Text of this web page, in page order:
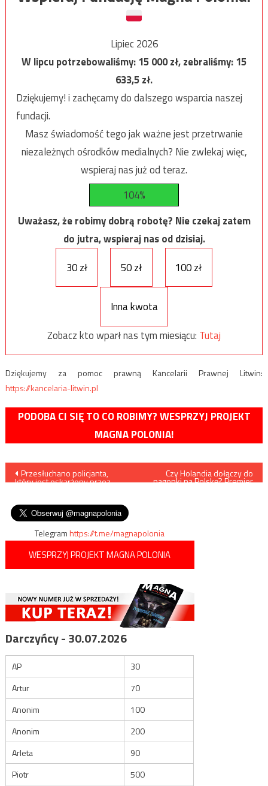
Lipiec 2026
W lipcu potrzebowaliśmy:15 000zł, zebraliśmy:15
633,5zł.
Dziękujemy! i zachęcamy do dalszego wsparcia naszej
fundacji.
Masz świadomość tego jak ważne jest przetrwanie
niezależnych ośrodków medialnych? Nie zwlekaj więc,
wspieraj nas już od teraz.
104%
Uważasz, że robimy dobrą robotę? Nie czekaj zatem
do jutra, wspieraj nas od dzisiaj.
30 zł
50 zł 100 zł
Inna kwota
Zobacz kto wparł nas tym miesiącu: Tutaj
Dziękujemy za pomoc prawną Kancelarii Prawnej Litwin:
https://kancelaria-litwin.pl
PODOBA CI SIĘ TO CO ROBIMY? WESPRZYJ PROJEKT
MAGNA POLONIA!
Nawigacja
Przesłuchano policjanta,
który jest oskarżony przez
Czy Holandia dołączy do
nagonki na Polskę? Premier
Telegramhttps://t.me/magnapolonia
WESPRZYJ PROJEKT MAGNA POLONIA
Darczyńcy - 30.07.2026
AP
30
Artur
70
Anonim
100
Anonim
200
Arleta
90
Piotr
500